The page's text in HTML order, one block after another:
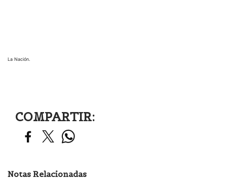
La Nación.
COMPARTIR:
Notas Relacionadas